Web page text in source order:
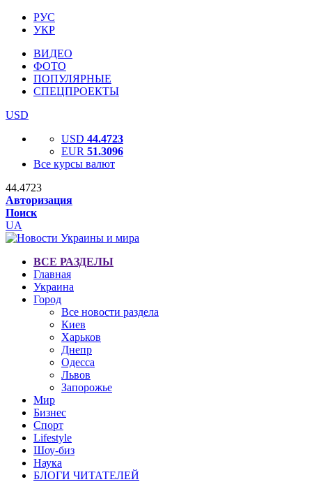
РУС
УКР
ВИДЕО
ФОТО
ПОПУЛЯРНЫЕ
СПЕЦПРОЕКТЫ
USD
USD 44.4723
EUR 51.3096
Все курсы валют
44.4723
Авторизация
Поиск
UA
ВСЕ РАЗДЕЛЫ
Главная
Украина
Город
Все новости раздела
Киев
Харьков
Днепр
Одесса
Львов
Запорожье
Мир
Бизнес
Спорт
Lifestyle
Шоу-биз
Наука
БЛОГИ ЧИТАТЕЛЕЙ